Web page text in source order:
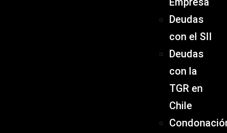
Deudas
con el SII
Deudas
con la
TGR en
Chile